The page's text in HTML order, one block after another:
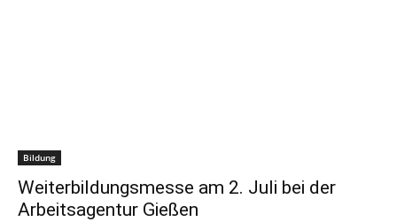
Bildung
Weiterbildungsmesse am 2. Juli bei der
Arbeitsagentur Gießen